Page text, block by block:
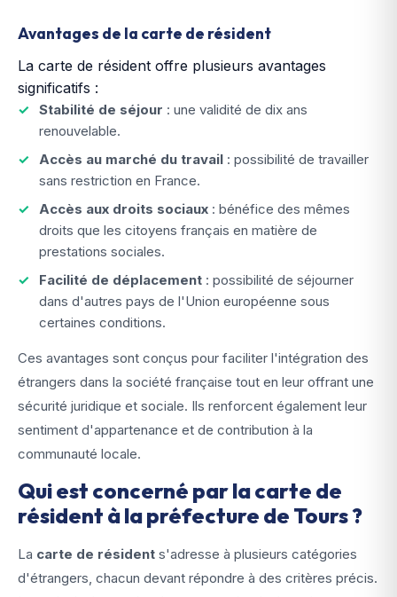
Avantages de la carte de résident
La carte de résident offre plusieurs avantages
significatifs :
Stabilité de séjour : une validité de dix ans
renouvelable.
Accès au marché du travail : possibilité de travailler
sans restriction en France.
Accès aux droits sociaux : bénéfice des mêmes
droits que les citoyens français en matière de
prestations sociales.
Facilité de déplacement : possibilité de séjourner
dans d'autres pays de l'Union européenne sous
certaines conditions.
Ces avantages sont conçus pour faciliter l'intégration des
étrangers dans la société française tout en leur offrant une
sécurité juridique et sociale. Ils renforcent également leur
sentiment d'appartenance et de contribution à la
communauté locale.
Qui est concerné par la carte de
résident à la préfecture de Tours ?
La carte de résident s'adresse à plusieurs catégories
d'étrangers, chacun devant répondre à des critères précis.